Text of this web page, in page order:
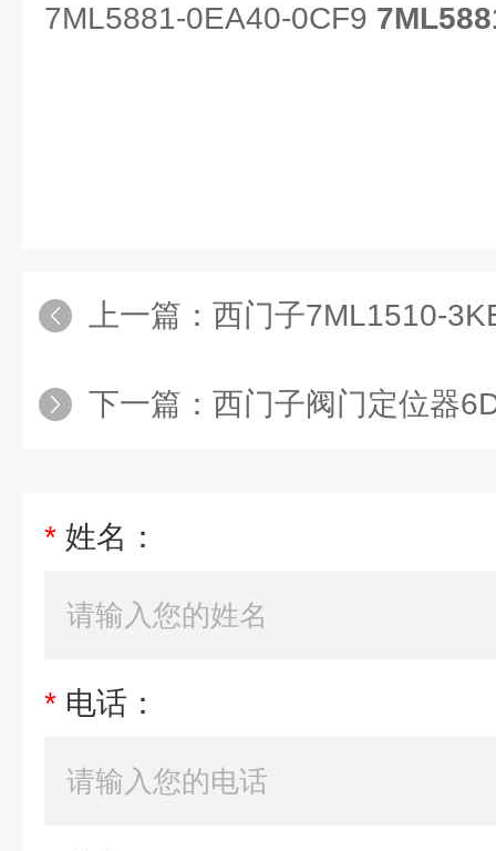
7ML5881-0EA40-0CF9
上一篇： 西门子7ML1510-
下一篇： 西门子阀门定位器
* 姓名：
* 电话：